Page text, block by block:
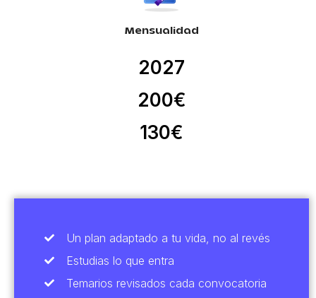
Mensualidad
2027
200€
130€
Un plan adaptado a tu vida, no al revés
Estudias lo que entra
Temarios revisados cada convocatoria